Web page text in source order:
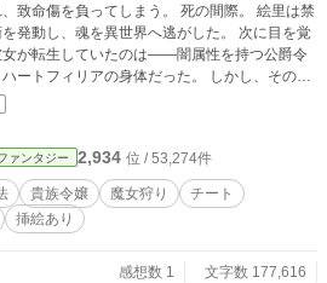
を負ってしまう。 死の間際。 絵里は禁
動し、魂を異世界へ逃がした。 次に目を覚
女が転生していたのは――闇属性を持つ公爵令
フィリアの身体だった。 しかし、その少
ない”と蔑まれていた。 感情的で癇癪持
は第一王子へ執着し、聖女
を起こしたことで、完全に嫌われ者となって
、誰も到達したことのない
貴族社会も、闇属性を敵視する神殿も、婚約者
ァンタジー 2,934 位 / 53,274件
貴族令嬢 魔女狩り
チート
挿絵あり
感想数 1
文字数 177,616